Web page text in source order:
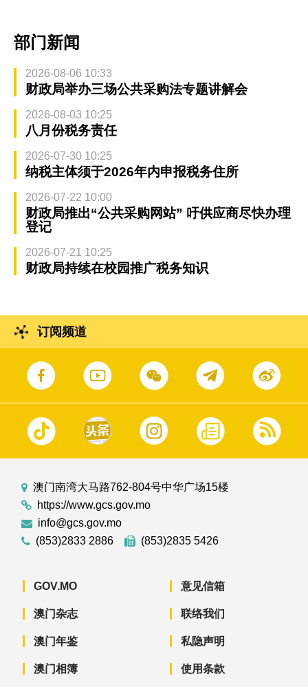
部门新闻
2026-08-06 10:33
财政局举办三场公共采购法专题讲解会
2026-08-03 10:25
八月份税务责任
2026-07-30 10:25
纳税主体须于2026年内申报税务住所
2026-07-22 10:00
财政局推出“公共采购网站” 吁供应商尽快办理
登记
2026-07-21 10:25
财政局持续在校园推广税务知识
订阅频道
澳门南湾大马路762-804号中华广场15楼
https://www.gcs.gov.mo
info@gcs.gov.mo
(853)2833 2886
(853)2835 5426
GOV.MO
澳门杂志
澳门年鉴
澳门相簿
意见信箱
联络我们
私隐声明
使用条款